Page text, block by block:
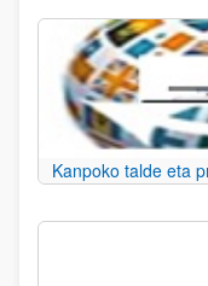
Kanpoko talde eta